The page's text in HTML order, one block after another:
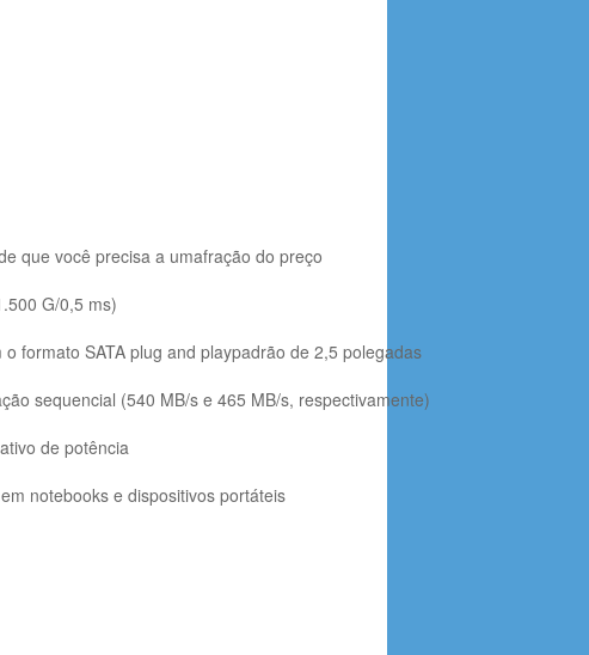
que você precisa a umafração do preço
G/0,5 ms)
formato SATA plug and playpadrão de 2,5 polegadas
sequencial (540 MB/s e 465 MB/s, respectivamente)
de potência
notebooks e dispositivos portáteis